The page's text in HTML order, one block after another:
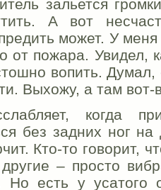
зальется
А вот
может. У
от пожара. Увидел,
вопить. Думал,
Выхожу, а там вот-
когда
без задних ног
Кто-то говорит,
– просто
Но есть у усатого